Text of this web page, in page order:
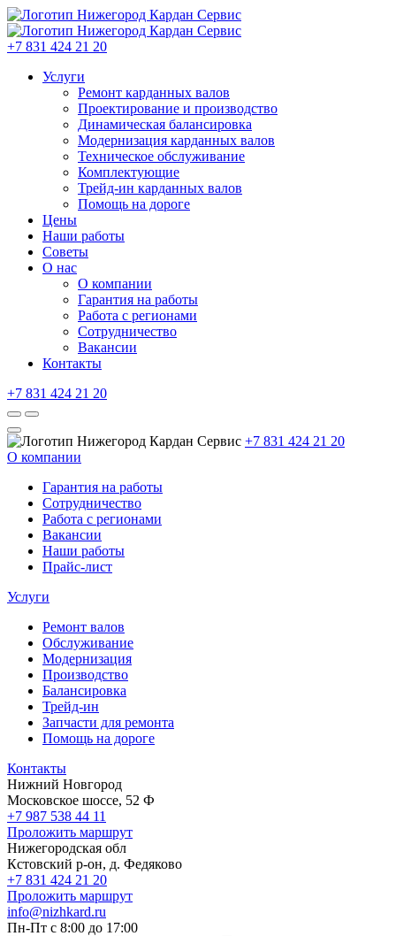
+7 831 424 21 20
Услуги
Ремонт карданных валов
Проектирование и производство
Динамическая балансировка
Модернизация карданных валов
Техническое обслуживание
Комплектующие
Трейд-ин карданных валов
Помощь на дороге
Цены
Наши работы
Советы
О нас
О компании
Гарантия на работы
Работа с регионами
Сотрудничество
Вакансии
Контакты
+7 831 424 21 20
+7 831 424 21 20
О компании
Гарантия на работы
Сотрудничество
Работа с регионами
Вакансии
Наши работы
Прайс-лист
Услуги
Ремонт валов
Обслуживание
Модернизация
Производство
Балансировка
Трейд-ин
Запчасти для ремонта
Помощь на дороге
Контакты
Нижний Новгород
Московское шоссе, 52 Ф
+7 987 538 44 11
Проложить маршрут
Нижегородская обл
Кстовский р-он, д. Федяково
+7 831 424 21 20
Проложить маршрут
info@nizhkard.ru
Пн-Пт с 8:00 до 17:00